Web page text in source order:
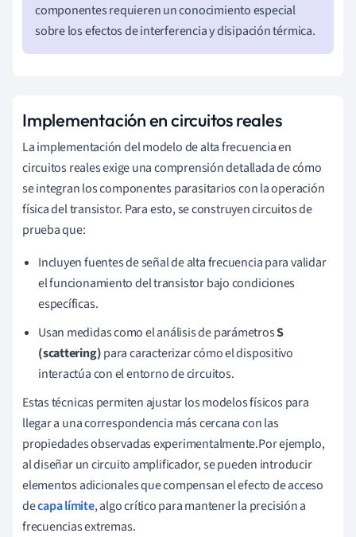
componentes requieren un conocimiento especial
sobre los efectos de interferencia y disipación térmica.
Implementación en circuitos reales
La implementación del modelo de alta frecuencia en
circuitos reales exige una comprensión detallada de cómo
se integran los componentes parasitarios con la operación
física del transistor. Para esto, se construyen circuitos de
prueba que:
Incluyen fuentes de señal de alta frecuencia para validar
el funcionamiento del transistor bajo condiciones
específicas.
Usan medidas como el análisis de parámetrosS
(scattering)para caracterizar cómo el dispositivo
interactúa con el entorno de circuitos.
Estas técnicas permiten ajustar los modelos físicos para
llegar a una correspondencia más cercana con las
propiedades observadas experimentalmente.Por ejemplo,
al diseñar un circuito amplificador, se pueden introducir
elementos adicionales que compensan el efecto de acceso
decapa límite, algo crítico para mantener la precisión a
frecuencias extremas.